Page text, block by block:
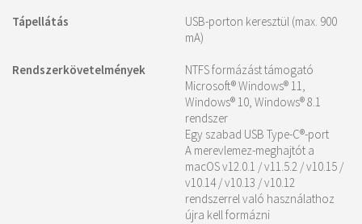
Tápellátás
USB-porton keresztül (max. 900
mA)
Rendszerkövetelmények
NTFS formázást támogató
Microsoft® Windows® 11,
Windows® 10, Windows® 8.1
rendszer
Egy szabad USB Type-C®-port
A merevlemez-meghajtót a
macOS v12.0.1 / v11.5.2 / v10.15 /
v10.14 / v10.13 / v10.12
rendszerrel való használathoz
újra kell formázni